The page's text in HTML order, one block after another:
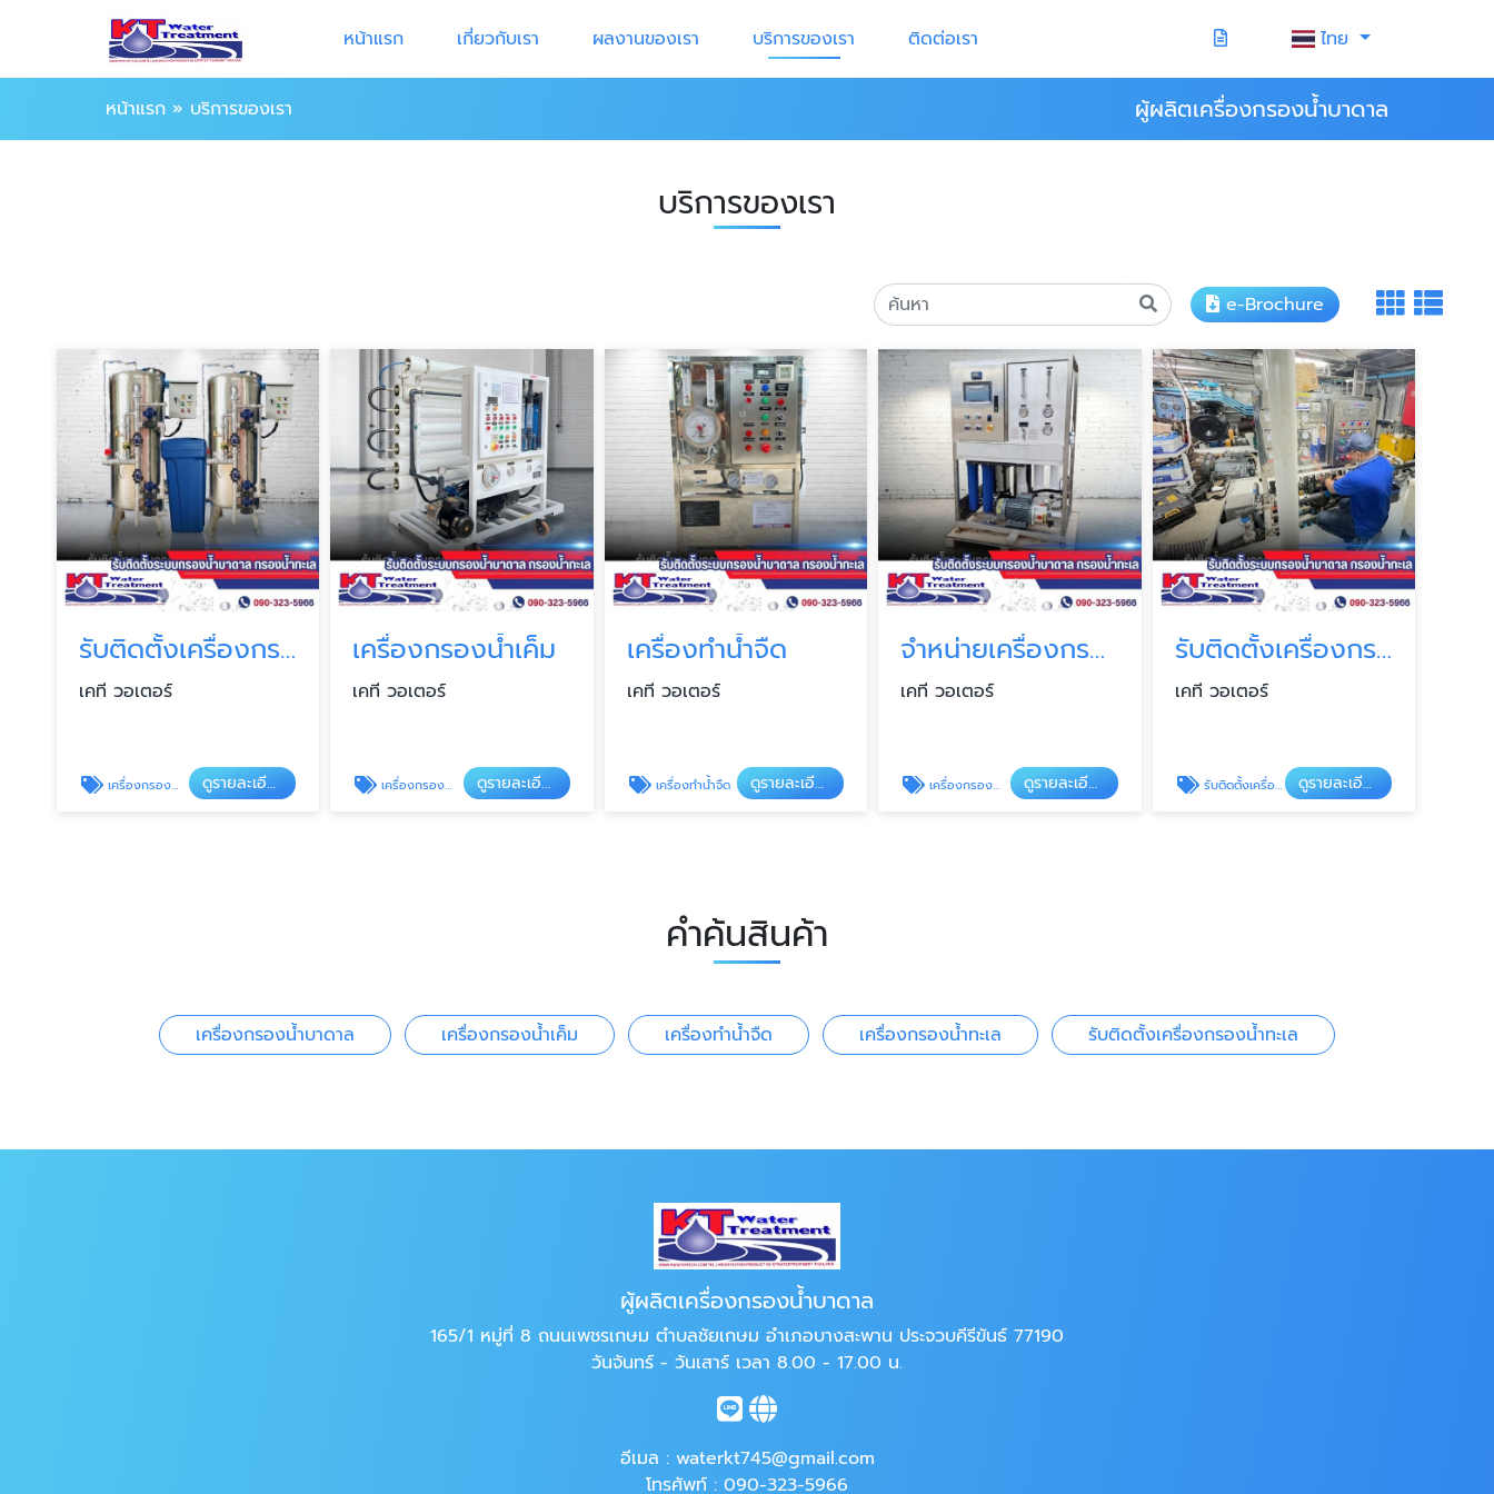
หน้าแรก เกี่ยวกับเรา ผลงานของเรา บริการของเรา ติดต่อเรา ไทย
หน้าแรก » บริการของเรา ผู้ผลิตเครื่องกรองน้ำบาดาล
บริการของเรา
e-Brochure
รับติดตั้งเครื่องกรองน้ำบาดาล
เคที วอเตอร์
เครื่องกรองน้ำบาดาล ดูรายละเอียด
เครื่องกรองน้ำเค็ม
เคที วอเตอร์
เครื่องกรองน้ำเค็ม ดูรายละเอียด
เครื่องทำน้ำจืด
เคที วอเตอร์
เครื่องทำน้ำจืด ดูรายละเอียด
จำหน่ายเครื่องกรองน้ำทะเลเป็นน้ำจืด
เคที วอเตอร์
เครื่องกรองน้ำทะเล ดูรายละเอียด
รับติดตั้งเครื่องกรองน้ำทะเล
เคที วอเตอร์
รับติดตั้งเครื่องกรองน้ำทะเล ดูรายละเอียด
คำค้นสินค้า
เครื่องกรองน้ำบาดาล เครื่องกรองน้ำเค็ม เครื่องทำน้ำจืด เครื่องกรองน้ำทะเล รับติดตั้งเครื่องกรองน้ำทะเล
ผู้ผลิตเครื่องกรองน้ำบาดาล
165/1 หมู่ที่ 8 ถนนเพชรเกษม ตำบลชัยเกษม อำเภอบางสะพาน ประจวบคีรีขันธ์ 77190
วันจันทร์ - วันเสาร์ เวลา 8.00 - 17.00 น.
อีเมล : waterkt745@gmail.com
โทรศัพท์ : 090-323-5966